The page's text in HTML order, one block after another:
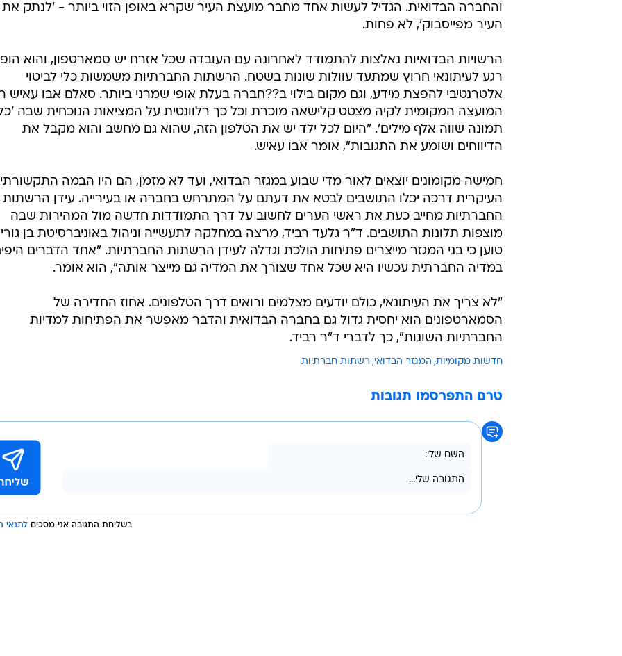
והחברה הבדואית. הגדיל לעשות אחד מחבר מועצת העיר שקרא באופן הזוי ביותר - 'לנתק את
העיר מפייסבוק', לא פחות.
הרשויות הבדואיות נאלצות להתמודד לאחרונה עם העובדה שכל אזרח יש סמארטפון, והוא
רגע לעיתונאי חרוץ שמתעד עוולות שונות בשטח. הרשתות החברתיות משמשות כלי לביטוי
אלטרנטיבי להפצת מידע, וגם מקום בילוי ב??חברה בעלת אופי שמרני ביותר. סאלם אבו עאיש
המועצה המקומית לקיה מצטט קלישאה מוכרת וכל כך רלוונטית על המציאות הנוכחית שבה
תמונה שווה אלף מילים'. "היום לכל ילד יש את הטלפון הזה, שהוא גם מחשב והוא מקבל את
הדיווחים ושומע את התגובות", אומר אבו עאיש.
חמישה מקומונים יוצאים לאור מדי שבוע במגזר הבדואי, ועד לא מזמן, הם היו הבמה
העיקרית דרכה יכלו התושבים לבטא את דעתם על המתרחש בחברה או בעירייה. עידן הרשתות
החברתיות מחייב כעת את ראשי הערים לחשוב על דרך התמודדות חדשה מול המהירות שבה
מוצפות תלונות התושבים. ד"ר גלעד רביד, מרצה במחלקה לתעשייה וניהול באוניברסיטת בן
טוען כי בני המגזר מייצרים פתיחות הולכת וגדלה לעידן הרשתות החברתיות. "אחד הדברים
במדיה החברתית עכשיו היא שכל אחד שצורך את המדיה גם מייצר אותה", הוא אומר.
"לא צריך את העיתונאי, כולם יודעים מצלמים ורואים דרך הטלפונים. אחוז החדירה של
הסמארטפונים הוא יחסית גדול גם בחברה הבדואית והדבר מאפשר את הפתיחות למדיות
החברתיות השונות", כך לדברי ד"ר רביד.
חדשות מקומיות המגזר הבדואי רשתות חברתיות
טרם התפרסמו תגובות
בשליחת התגובה אני מסכים לתנאי